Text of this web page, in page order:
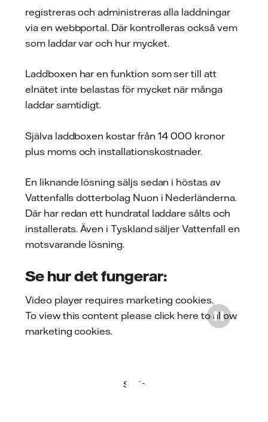
registreras och administreras alla laddningar
via en webbportal. Där kontrolleras också vem
som laddar var och hur mycket.
Laddboxen har en funktion som ser till att
elnätet inte belastas för mycket när många
laddar samtidigt.
Själva laddboxen kostar från 14 000 kronor
plus moms och installationskostnader.
En liknande lösning säljs sedan i höstas av
Vattenfalls dotterbolag Nuon i Nederländerna.
Där har redan ett hundratal laddare sålts och
installerats. Även i Tyskland säljer Vattenfall en
motsvarande lösning.
Se hur det fungerar:
Video player requires marketing cookies.
To view this content please click here to allow
marketing cookies.
Spela